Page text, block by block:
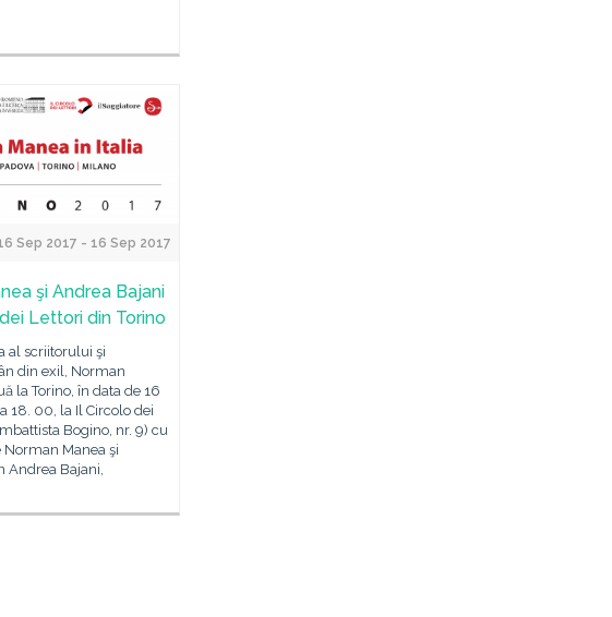
Sep 2017 - 16 Sep 2017
şi Andrea Bajani
Lettori din Torino
al scriitorului şi
din exil, Norman
la Torino, în data de 16
18. 00, la Il Circolo dei
Bogino, nr. 9) cu
Manea şi
Andrea Bajani,